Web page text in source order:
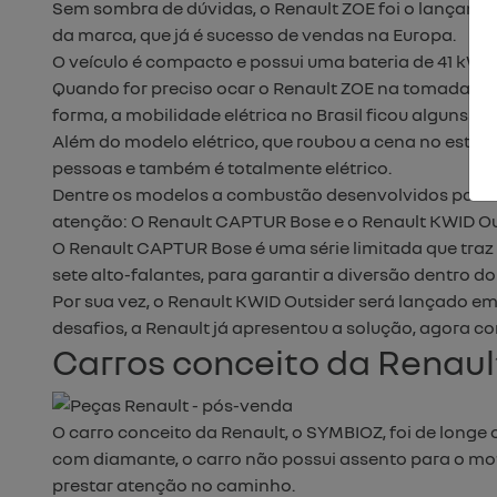
Sem sombra de dúvidas, o Renault ZOE foi o
da marca, que já é sucesso de vendas na Europa.
O veículo é compacto e possui uma bateria de 41
Quando for preciso ocar o Renault ZOE na tomada,
forma, a mobilidade elétrica no Brasil ficou alguns
Além do modelo elétrico, que roubou a cena no
pessoas e também é totalmente elétrico.
Dentre os modelos a combustão desenvolvidos
atenção: O Renault CAPTUR Bose e o Renault KWID
O Renault CAPTUR Bose é uma série limitada que
sete alto-falantes, para garantir a diversão dentro do
Por sua vez, o Renault KWID Outsider será lançado
desafios, a Renault já apresentou a solução, agora
Carros conceito da
O carro conceito da Renault, o SYMBIOZ, foi de
com diamante, o carro não possui assento para o
prestar atenção no caminho.